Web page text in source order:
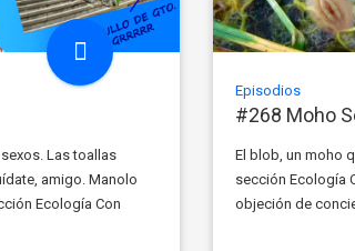
Las toallas
amigo. Manolo
Ecología Con
Episodios
#268 Moho
El blob, un moho
sección Ecología
objeción de